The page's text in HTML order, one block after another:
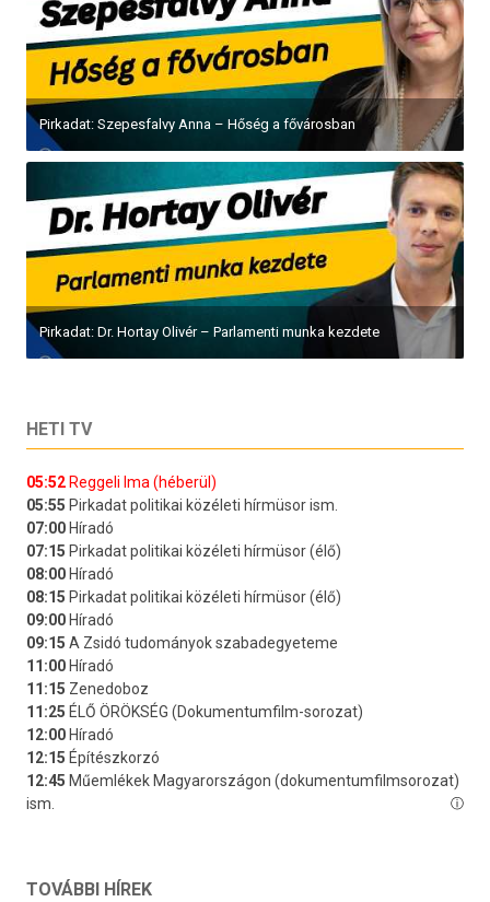
Pirkadat: Szepesfalvy Anna – Hőség a fővárosban
Pirkadat: Dr. Hortay Olivér – Parlamenti munka kezdete
HETI TV
TOVÁBBI HÍREK